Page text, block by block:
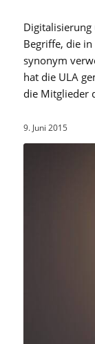
Begriffe, die
synonym
hat die ULA
die Mitglieder
9. Juni 2015